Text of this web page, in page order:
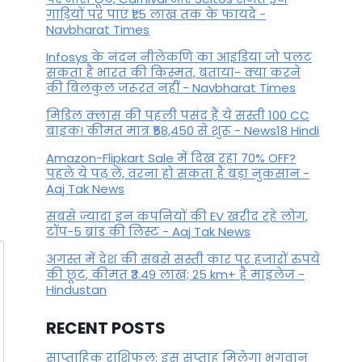
गाड़ियों पर पाएं ₹1.5 लाख तक के फायदे -
Navbharat Times
Infosys के नंदन नीलेकणि का आइडिया जो पलट
सकता है भारत की किस्मत, बताया- क्या करने
की बिलकुल जरूरत नहीं - Navbharat Times
मिडिल क्लास की पहली पसंद हैं ये सस्ती 100 CC
बाइक! कीमत मात्र ₹58,450 से शुरू - News18 Hindi
Amazon-Flipkart Sale में दिख रहा 70% OFF?
पहले ये पढ़ लें, वरना हो सकता है बड़ा नुकसान -
Aaj Tak News
सबसे ज्यादा इन कंपनियों की EV खरीद रहे लोग,
टॉप-5 ब्रांड की लिस्ट - Aaj Tak News
अगस्त में देश की सबसे सस्ती कार पर हजारों रुपये
की छूट, कीमत ₹3.49 लाख; 25 km+ है माइलेज -
Hindustan
RECENT POSTS
साप्ताहिक राशिफल: इस सप्ताह मिलेगा भगवान